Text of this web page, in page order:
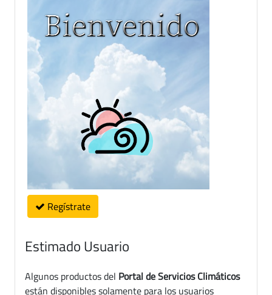
Regístrate
Estimado Usuario
Algunos productos del Portal de Servicios Climáticos
están disponibles solamente para los usuarios